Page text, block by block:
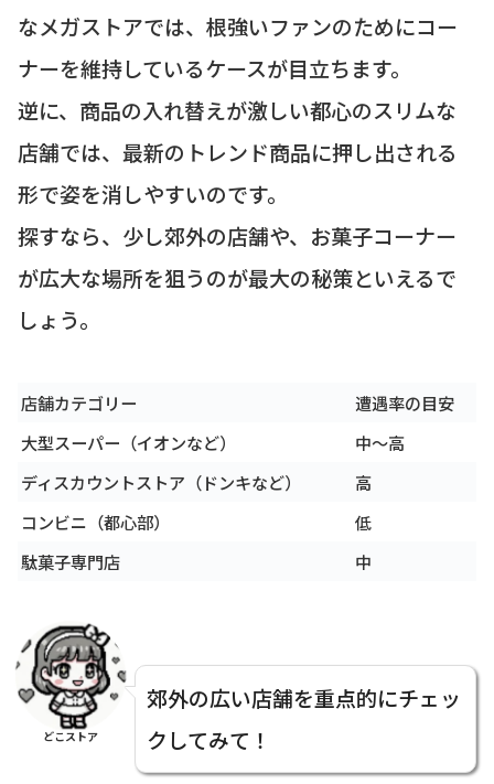
なメガストアでは、根強いファンのためにコー
ナーを維持しているケースが目立ちます。
逆に、商品の入れ替えが激しい都心のスリムな
店舗では、最新のトレンド商品に押し出される
形で姿を消しやすいのです。
探すなら、少し郊外の店舗や、お菓子コーナー
が広大な場所を狙うのが最大の秘策といえるで
しょう。
店舗カテゴリー
遭遇率の目安
大型スーパー（イオンなど）
中〜高
ディスカウントストア（ドンキなど）
高
コンビニ（都心部）
低
駄菓子専門店
中
どこストア
郊外の広い店舗を重点的にチェッ
クしてみて！